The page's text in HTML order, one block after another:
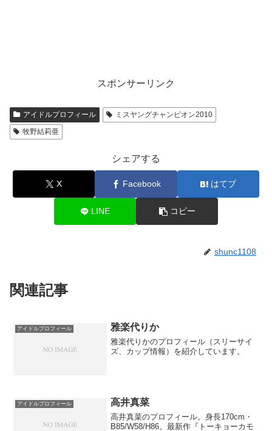
スポンサーリンク
アイドルプロフィール
ミスヤングチャンピオン2010
牧野結莉亜
シェアする
X Facebook はてブ
LINE コピー
shunc1108
関連記事
アイドルプロフィール 雅楽代りか
雅楽代りかのプロフィール（スリーサイ
ズ、カップ情報）を紹介しています。
アイドルプロフィール 高井真菜
高井真菜のプロフィール。身長170cm・
B85/W58/H86。最新作『トーキョーカモ